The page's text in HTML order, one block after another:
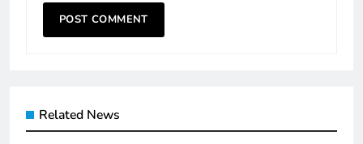
Related News